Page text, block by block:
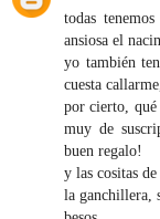
todas
ansiosa el
yo también
cuesta
por cierto, qué
muy de
buen regalo!
y las cositas
la ganchillera,